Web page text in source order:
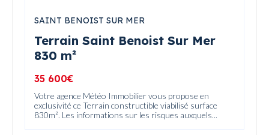
Terrain Saint Benoist Sur Mer
830 m²
SAINT BENOIST SUR MER
35 600€
Votre agence Météo Immobilier vous propose en
exclusivité ce Terrain constructible viabilisé surface
830m². Les informations sur les risques auxquels...